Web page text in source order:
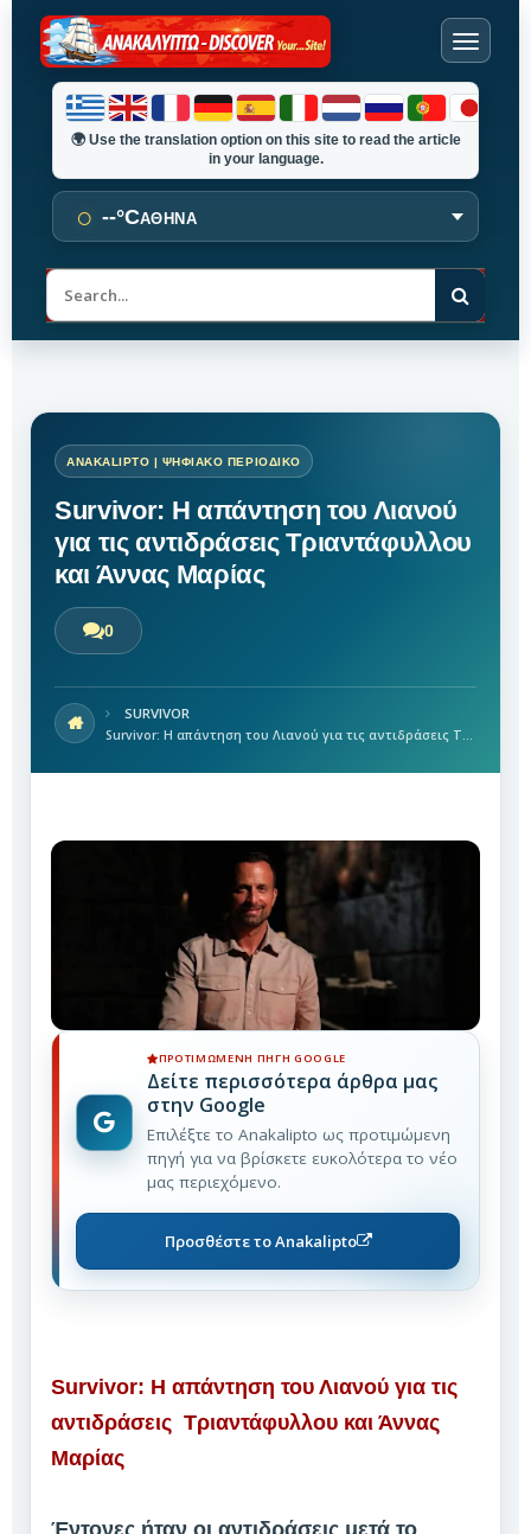
🌍Use the translation option on this site to read the article
in your language.
○ --°CΑΘΗΝΑ
Α
α
ζ
Survivor: Η απάντηση του Λιανού
για τις αντιδράσεις Τριαντάφυλλου
και Άννας Μαρίας
0
SURVIVOR
Survivor: Η απάντηση του Λιανού για τις αντιδράσεις Τριαντάφυλλου και Άννας Μαρίας
ΠΡΟΤΙΜΏΜΕΝΗ ΠΗΓΉ GOOGLE
Δείτε περισσότερα άρθρα μας
στην Google
Επιλέξτε το Anakalipto ως προτιμώμενη
πηγή για να βρίσκετε ευκολότερα το νέο
μας περιεχόμενο.
Προσθέστε το Anakalipto
Survivor: Η απάντηση του Λιανού για τις
αντιδράσεις Τριαντάφυλλου και Άννας
Μαρίας
Έντονες ήταν οι αντιδράσεις μετά το